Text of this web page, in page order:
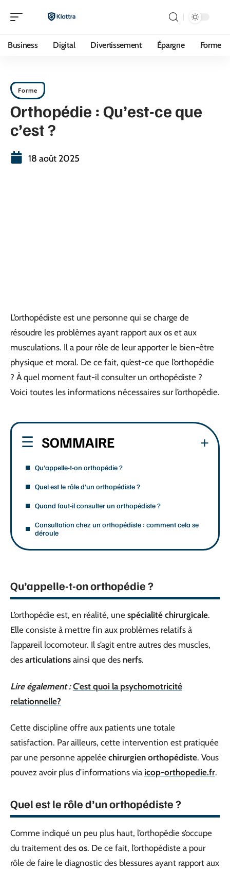
Business Digital Divertissement Épargne Forme
Forme
Orthopédie : Qu’est-ce que
c’est ?
18 août 2025
L’orthopédiste est une personne qui se charge de
résoudre les problèmes ayant rapport aux os et aux
musculations. Il a pour rôle de leur apporter le bien-être
physique et moral. De ce fait, qu’est-ce que l’orthopédie
? À quel moment faut-il consulter un orthopédiste ?
Voici toutes les informations nécessaires sur l’orthopédie.
SOMMAIRE
Qu’appelle-t-on orthopédie ?
Quel est le rôle d’un orthopédiste ?
Quand faut-il consulter un orthopédiste ?
Consultation chez un orthopédiste : comment cela se
déroule
Qu’appelle-t-on orthopédie ?
L’orthopédie est, en réalité, une spécialité chirurgicale.
Elle consiste à mettre fin aux problèmes relatifs à
l’appareil locomoteur. Il s’agit entre autres des muscles,
des articulations ainsi que des nerfs.
Lire également : C'est quoi la psychomotricité
relationnelle?
Cette discipline offre aux patients une totale
satisfaction. Par ailleurs, cette intervention est pratiquée
par une personne appelée chirurgien orthopédiste. Vous
pouvez avoir plus d’informations via icop-orthopedie.fr.
Quel est le rôle d’un orthopédiste ?
Comme indiqué un peu plus haut, l’orthopédie s’occupe
du traitement des os. De ce fait, l’orthopédiste a pour
rôle de faire le diagnostic des blessures ayant rapport aux